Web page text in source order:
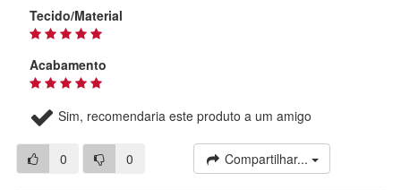
Tecido/Material
Acabamento
Sim, recomendaria este produto a um amigo
0 0 Compartilhar...